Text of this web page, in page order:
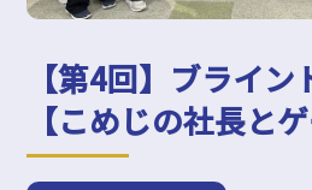
【第4回】ブライ
【こめじの社長と